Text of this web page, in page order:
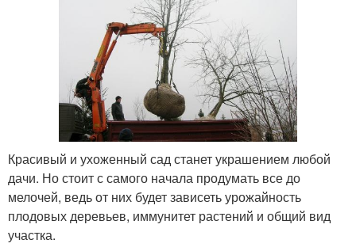
Красивый и ухоженный сад станет украшением любой
дачи. Но стоит с самого начала продумать все до
мелочей, ведь от них будет зависеть урожайность
плодовых деревьев, иммунитет растений и общий вид
участка.